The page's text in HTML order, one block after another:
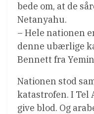
bede om, at de
Netanyahu.
– Hele nationen
denne ubærlige
Bennett fra
Nationen stod
katastrofen. I Tel
give blod. Og